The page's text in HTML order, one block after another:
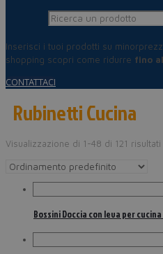
Inserisci i tuoi prodotti su
shopping scopri come ridurre fino
CONTATTACI
Rubinetti Cucina
Visualizzazione di 1-48 di 121 risultati
Bossini Doccia con leva per